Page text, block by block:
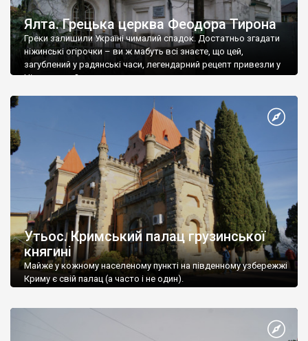
Ялта. Грецька церква Феодора Тирона
Греки залишили Україні чималий спадок. Достатньо згадати
ніжинські огірочки – ви ж мабуть всі знаєте, що цей,
загублений у радянські часи, легендарний рецепт привезли у
Ніжин греки?
Утьос. Кримський палац грузинської
княгині
Майже у кожному населеному пункті на південному узбережжі
Криму є свій палац (а часто і не один).